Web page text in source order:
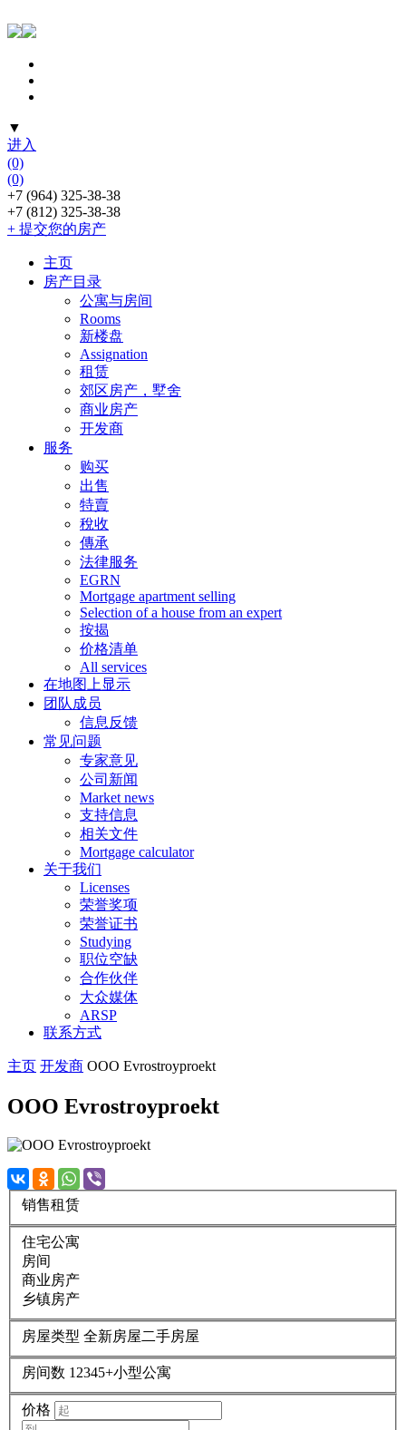
▼
进入
(0)
(0)
+7 (964) 325-38-38
+7 (812) 325-38-38
+ 提交您的房产
主页
房产目录
公寓与房间
Rooms
新楼盘
Assignation
租赁
郊区房产，墅舍
商业房产
开发商
服务
购买
出售
特賣
稅收
傳承
法律服务
EGRN
Mortgage apartment selling
Selection of a house from an expert
按揭
价格清单
All services
在地图上显示
团队成员
信息反馈
常见问题
专家意见
公司新闻
Market news
支持信息
相关文件
Mortgage calculator
关于我们
Licenses
荣誉奖项
荣誉证书
Studying
职位空缺
合作伙伴
大众媒体
ARSP
联系方式
主页 开发商 OOO Evrostroyproekt
OOO Evrostroyproekt
销售租赁
住宅公寓
房间
商业房产
乡镇房产
房屋类型 全新房屋二手房屋
房间数 1 2345+小型公寓
价格